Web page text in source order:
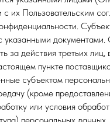
с их Пользовательским
указанными документами.
за действия третьих лиц,
пункте
субъектом
(кроме
или условия